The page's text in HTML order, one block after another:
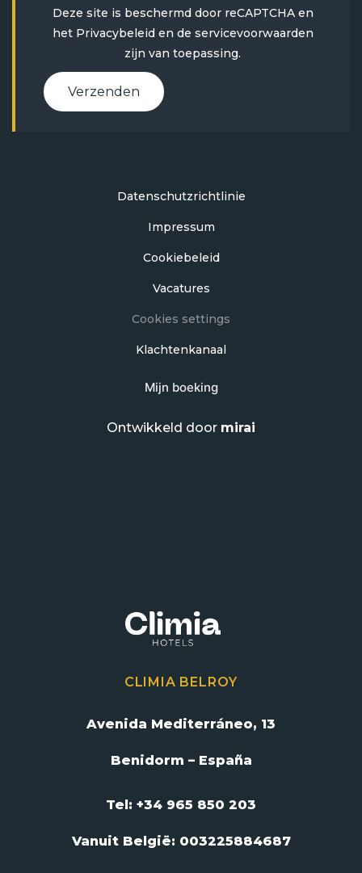
Deze site is beschermd door reCAPTCHA en
het Privacybeleiden de servicevoorwaarden
zijn van toepassing.
Verzenden
Datenschutzrichtlinie
Impressum
Cookiebeleid
Vacatures
Cookies settings
Klachtenkanaal
Mijn boeking
Ontwikkeld door mirai
CLIMIA BELROY
Avenida Mediterráneo, 13
Benidorm – España
Tel: +34 965 850 203
Vanuit België: 003225884687